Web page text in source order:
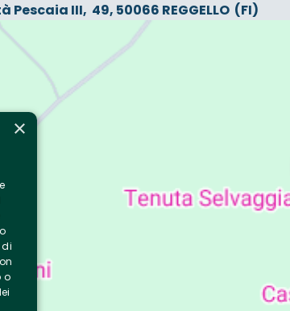
Pescaia III, 49, 50066 REGGELLO (FI)
×
di
o